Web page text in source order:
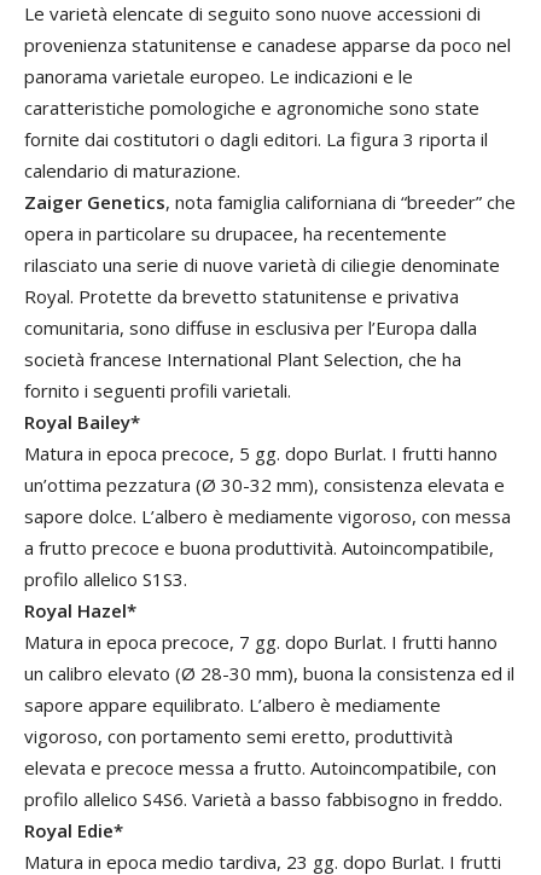
Le varietà elencate di seguito sono nuove accessioni di
provenienza statunitense e canadese apparse da poco nel
panorama varietale europeo. Le indicazioni e le
caratteristiche pomologiche e agronomiche sono state
fornite dai costitutori o dagli editori. La figura 3 riporta il
calendario di maturazione.
Zaiger Genetics, nota famiglia californiana di “breeder” che
opera in particolare su drupacee, ha recentemente
rilasciato una serie di nuove varietà di ciliegie denominate
Royal. Protette da brevetto statunitense e privativa
comunitaria, sono diffuse in esclusiva per l’Europa dalla
società francese International Plant Selection, che ha
fornito i seguenti profili varietali.
Royal Bailey*
Matura in epoca precoce, 5 gg. dopo Burlat. I frutti hanno
un’ottima pezzatura (Ø 30-32 mm), consistenza elevata e
sapore dolce. L’albero è mediamente vigoroso, con messa
a frutto precoce e buona produttività. Autoincompatibile,
profilo allelico S1S3.
Royal Hazel*
Matura in epoca precoce, 7 gg. dopo Burlat. I frutti hanno
un calibro elevato (Ø 28-30 mm), buona la consistenza ed il
sapore appare equilibrato. L’albero è mediamente
vigoroso, con portamento semi eretto, produttività
elevata e precoce messa a frutto. Autoincompatibile, con
profilo allelico S4S6. Varietà a basso fabbisogno in freddo.
Royal Edie*
Matura in epoca medio tardiva, 23 gg. dopo Burlat. I frutti